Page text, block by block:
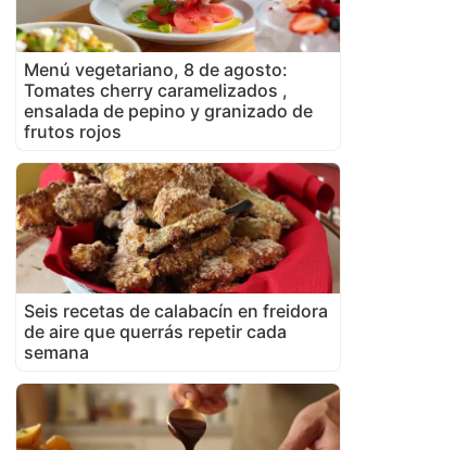
Menú vegetariano, 8 de agosto:
Tomates cherry caramelizados ,
ensalada de pepino y granizado de
frutos rojos
Seis recetas de calabacín en freidora
de aire que querrás repetir cada
semana